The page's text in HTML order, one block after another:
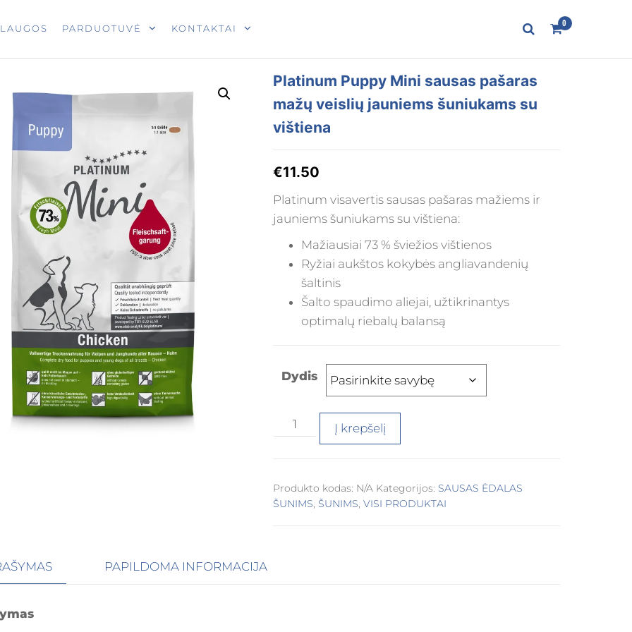
0
PARDUOTUVĖ KONTAKTAI
Platinum Puppy Mini sausas pašaras
mažų veislių jauniems šuniukams su
vištiena
€11.50
Platinum visavertis sausas pašaras mažiems ir
jauniems šuniukams su vištiena:
Mažiausiai 73 % šviežios vištienos
Ryžiai aukštos kokybės angliavandenių
šaltinis
Šalto spaudimo aliejai, užtikrinantys
optimalų riebalų balansą
Dydis
Į krepšelį
Produkto kodas: N/A Kategorijos: SAUSAS ĖDALAS
ŠUNIMS, ŠUNIMS,VISI PRODUKTAI
PAPILDOMA INFORMACIJA